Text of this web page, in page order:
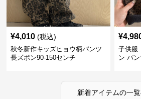
¥4,010 (税込)
秋冬新作キッズヒョウ柄パンツ
長ズボン90-150センチ
¥
子供服
ン パ
新着アイテムの一